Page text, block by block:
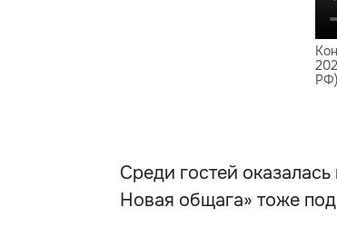
Среди гостей
Новая общага» тоже